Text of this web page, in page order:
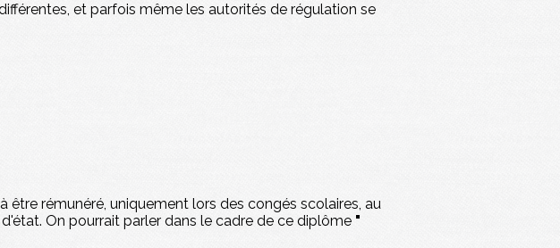
et parfois même les autorités de régulation se
être rémunéré, uniquement lors des congés scolaires, au
On pourrait parler dans le cadre de ce diplôme "